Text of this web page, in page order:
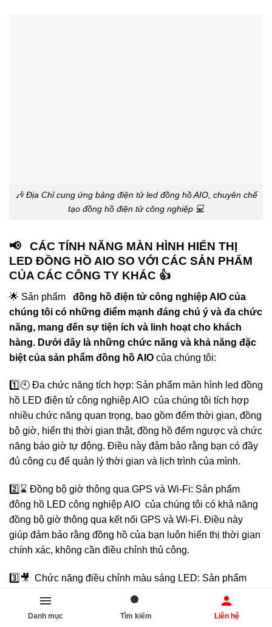
🎶 Địa Chỉ cung ứng bảng điện tử led đồng hồ AIO, chuyên chế
tạo đồng hồ điện tử công nghiệp 💻
📢 CÁC TÍNH NĂNG MÀN HÌNH HIỂN THỊ
LED ĐỒNG HỒ AIO SO VỚI CÁC SẢN PHẨM
CỦA CÁC CÔNG TY KHÁC 👍
🌟 Sản phẩm đồng hồ điện tử công nghiệp AIO của
chúng tôi có những điểm mạnh đáng chú ý và đa chức
năng, mang đến sự tiện ích và linh hoạt cho khách
hàng. Dưới đây là những chức năng và khả năng đặc
biệt của sản phẩm đồng hồ AIO của chúng tôi:
1️⃣🕙 Đa chức năng tích hợp: Sản phẩm màn hình led đồng
hồ LED điện tử công nghiệp AIO của chúng tôi tích hợp
nhiều chức năng quan trọng, bao gồm đếm thời gian, đồng
bộ giờ, hiển thị thời gian thật, đồng hồ đếm ngược và chức
năng báo giờ tự động. Điều này đảm bảo rằng bạn có đầy
đủ công cụ để quản lý thời gian và lịch trình của mình.
2️⃣⌛️ Đồng bộ giờ thông qua GPS và Wi-Fi: Sản phẩm
đông hồ LED công nghiệp AIO của chúng tôi có khả năng
đồng bộ giờ thông qua kết nối GPS và Wi-Fi. Điều này
giúp đảm bảo rằng đồng hồ của bạn luôn hiển thị thời gian
chính xác, không cần điều chỉnh thủ công.
3️⃣🎥 Chức năng điều chỉnh màu sáng LED: Sản phẩm
đông hồ LED công nghiệp AIO chúng tôi cho phép điều
chỉnh màu sáng LED theo sở thích của bạn. Bạn có thể tạo
ra hiệu ứng ánh sáng độc đáo và tạo không gian thẩm mỹ
Danh mục Tìm kiếm Liên hệ